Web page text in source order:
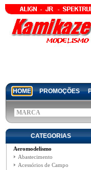
HOME PROMOÇÕES
CATEGORIAS
Aeromodelismo
Abastecimento
Acessórios de Campo